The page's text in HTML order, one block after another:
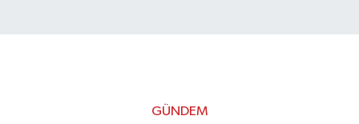
GÜNDEM